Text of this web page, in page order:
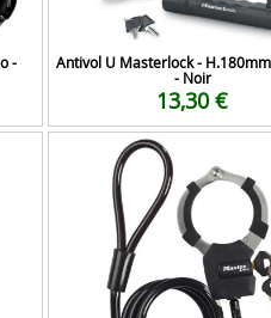
-
Antivol U Masterlock -
- Noir
13,30 €